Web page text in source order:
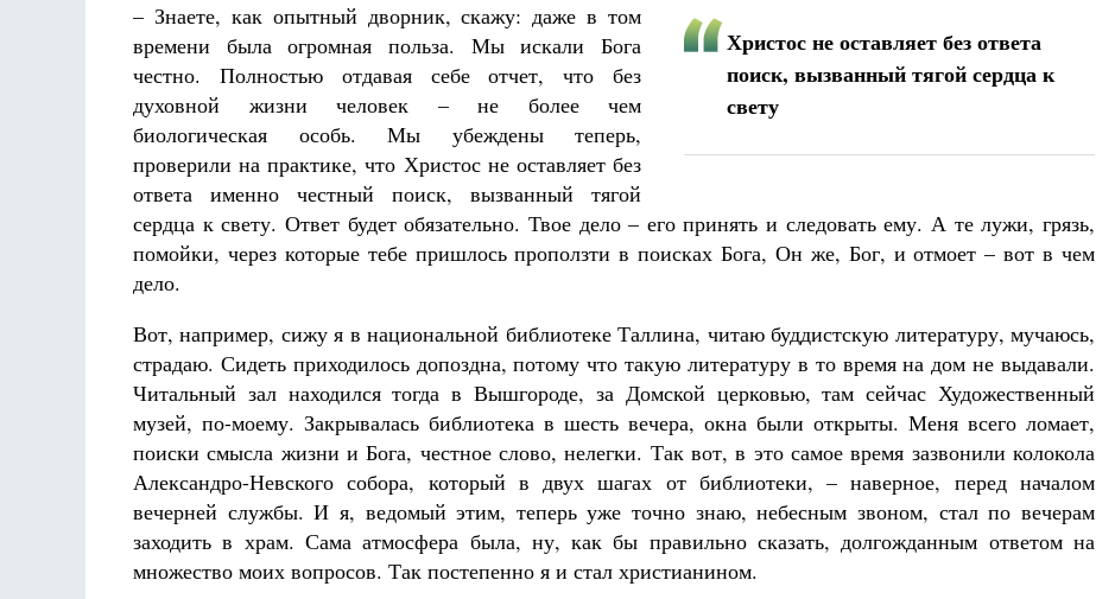
Христос не оставляет без ответа
поиск, вызванный тягой сердца к
свету
– Знаете, как опытный дворник, скажу: даже в том
времени была огромная польза. Мы искали Бога
честно. Полностью отдавая себе отчет, что без
духовной жизни человек – не более чем
биологическая особь. Мы убеждены теперь,
проверили на практике, что Христос не оставляет без
ответа именно честный поиск, вызванный тягой
сердца к свету. Ответ будет обязательно. Твое дело – его принять и следовать ему. А те лужи, грязь,
помойки, через которые тебе пришлось проползти в поисках Бога, Он же, Бог, и отмоет – вот в чем
дело.
Вот, например, сижу я в национальной библиотеке Таллина, читаю буддистскую литературу, мучаюсь,
страдаю. Сидеть приходилось допоздна, потому что такую литературу в то время на дом не выдавали.
Читальный зал находился тогда в Вышгороде, за Домской церковью, там сейчас Художественный
музей, по-моему. Закрывалась библиотека в шесть вечера, окна были открыты. Меня всего ломает,
поиски смысла жизни и Бога, честное слово, нелегки. Так вот, в это самое время зазвонили колокола
Александро-Невского собора, который в двух шагах от библиотеки, – наверное, перед началом
вечерней службы. И я, ведомый этим, теперь уже точно знаю, небесным звоном, стал по вечерам
заходить в храм. Сама атмосфера была, ну, как бы правильно сказать, долгожданным ответом на
множество моих вопросов. Так постепенно я и стал христианином.